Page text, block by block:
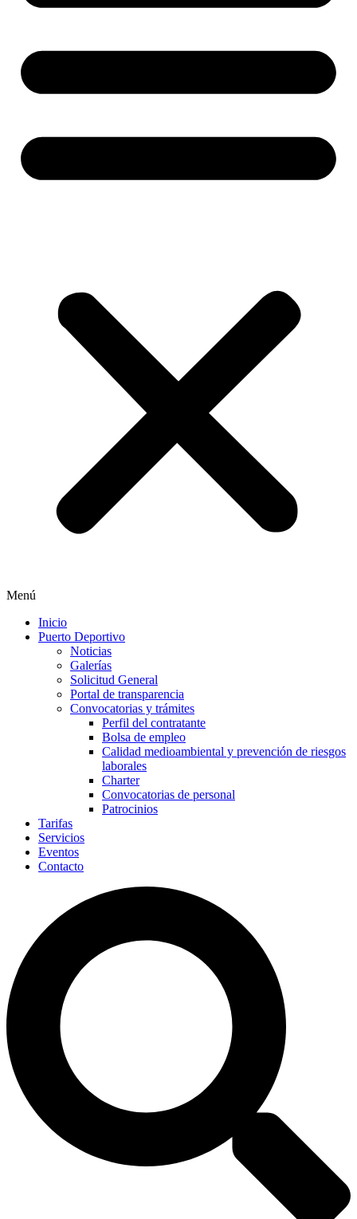
Menú
Inicio
Puerto Deportivo
Noticias
Galerías
Solicitud General
Portal de transparencia
Convocatorias y trámites
Perfil del contratante
Bolsa de empleo
Calidad medioambiental y prevención de riesgos
laborales
Charter
Convocatorias de personal
Patrocinios
Tarifas
Servicios
Eventos
Contacto